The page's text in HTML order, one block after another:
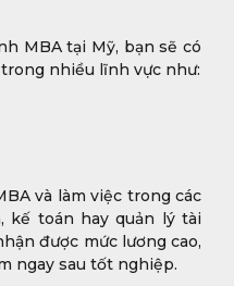
MBA tại Mỹ, bạn sẽ có
nhiều lĩnh vực như:
và làm việc trong các
kế toán hay quản lý tài
được mức lương cao,
ngay sau tốt nghiệp.